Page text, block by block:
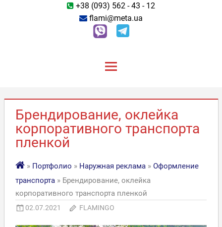
+38 (093) 562 - 43 - 12
flami@meta.ua
Брендирование, оклейка
корпоративного транспорта
пленкой
» Портфолио » Наружная реклама » Оформление
транспорта » Брендирование, оклейка
корпоративного транспорта пленкой
02.07.2021 FLAMINGO